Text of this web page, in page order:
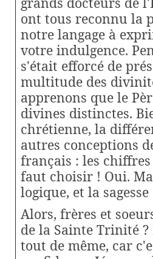
ont tous reconnu la
notre langage à
votre indulgence.
s'était efforcé de
multitude des
apprenons que le
divines distinctes.
chrétienne, la
autres conceptions
français : les
faut choisir ! Oui.
logique, et la
Alors, frères et
de la Sainte Trinité
tout de même, car